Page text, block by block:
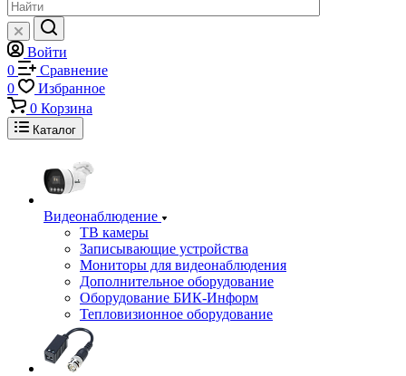
Войти
0
Сравнение
0
Избранное
0 Корзина
Каталог
Видеонаблюдение
ТВ камеры
Записывающие устройства
Мониторы для видеонаблюдения
Дополнительное оборудование
Оборудование БИК-Информ
Тепловизионное оборудование